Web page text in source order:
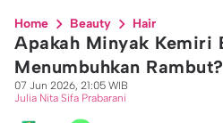
Home Beauty Hair
Apakah Minyak Kemiri
Menumbuhkan
07 Jun 2026, 21:05 WIB
Julia Nita Sifa Prabarani